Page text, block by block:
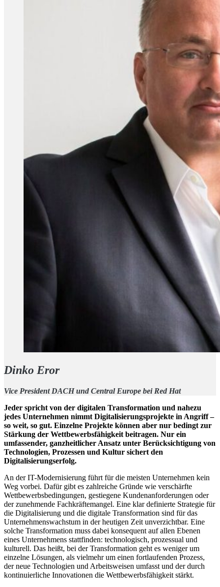
Dinko Eror
Vice President DACH und Central Europe bei Red Hat
Jeder spricht von der digitalen Transformation und nahezu
jedes Unternehmen nimmt Digitalisierungsprojekte in Angriff –
so weit, so gut. Einzelne Projekte können aber nur bedingt zur
Stärkung der Wettbewerbsfähigkeit beitragen. Nur ein
umfassender, ganzheitlicher Ansatz unter Berücksichtigung von
Technologien, Prozessen und Kultur sichert den
Digitalisierungserfolg.
An der IT-Modernisierung führt für die meisten Unternehmen kein
Weg vorbei. Dafür gibt es zahlreiche Gründe wie verschärfte
Wettbewerbsbedingungen, gestiegene Kundenanforderungen oder
der zunehmende Fachkräftemangel. Eine klar definierte Strategie für
die Digitalisierung und die digitale Transformation sind für das
Unternehmenswachstum in der heutigen Zeit unverzichtbar. Eine
solche Transformation muss dabei konsequent auf allen Ebenen
eines Unternehmens stattfinden: technologisch, prozessual und
kulturell. Das heißt, bei der Transformation geht es weniger um
einzelne Lösungen, als vielmehr um einen fortlaufenden Prozess,
der neue Technologien und Arbeitsweisen umfasst und der durch
kontinuierliche Innovationen die Wettbewerbsfähigkeit stärkt.